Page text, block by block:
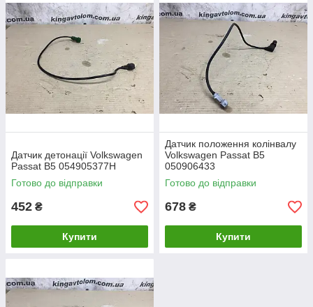
Датчик детонації Volkswagen
Passat B5 054905377H
Готово до відправки
452 ₴
Купити
Датчик положення колінвалу
Volkswagen Passat B5
050906433
Готово до відправки
678 ₴
Купити